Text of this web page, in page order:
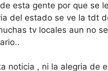
esta gente por que se
del estado se ve la tdt
tv locales aun no
noticia , ni la alegria de